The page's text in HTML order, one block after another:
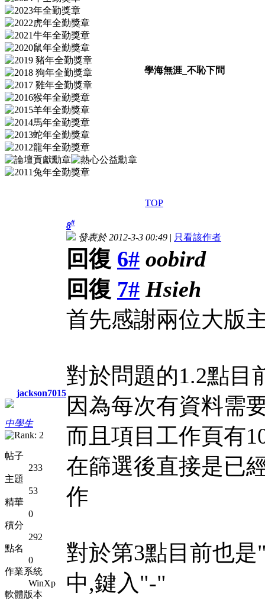
學海無涯_不恥下問
TOP
jackson7015
中學生
帖子
233
主題
53
精華
0
積分
292
點名
0
作業系統
WinXp
軟體版本
8#
發表於 2012-3-3 00:49 | 只看該作者
回復 6# oobird
回復 7# Hsieh
首先感謝兩位大版
對於問題的1.2點目
因為每次有資料需
而且項目工作頁有
在篩選後直接是已
作
對於第3點目前也
中,鍵入"-"